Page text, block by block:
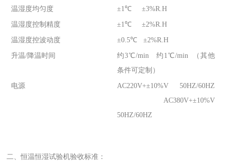
温湿度均匀度 ±1℃ ±3%R.H
温湿度控制精度 ±1℃ ±2%R.H
温湿度控波动度 ±0.5℃ ±2%R.H
升温/降温时间
约3℃/min 约1℃/min （其他
条件可定制）
电源
AC220V+±10%V 50HZ/60HZ
AC380V+±10%V
50HZ/60HZ
二、恒温恒湿试验机验收标准：